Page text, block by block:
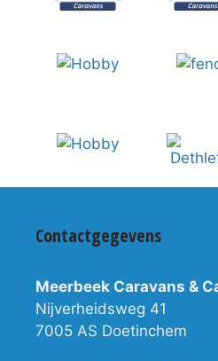
Contactgegevens
Meerbeek Caravans &
Nijverheidsweg 41
7005 AS Doetinchem